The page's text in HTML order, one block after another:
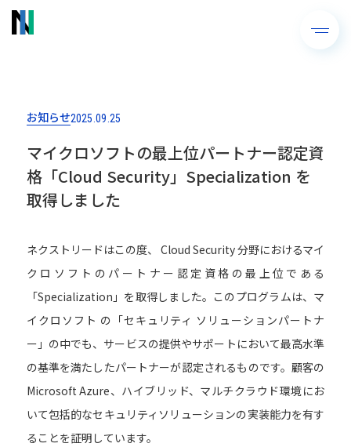
お知らせ2025.09.25
マイクロソフトの最上位パートナー認定資
格「Cloud Security」Specialization を
取得しました
ネクストリードはこの度、 Cloud Security 分野におけるマイ
クロソフトのパートナー認定資格の最上位である
「Specialization」を取得しました。このプログラムは、マ
イクロソフト の「セキュリティ ソリューションパートナ
ー」の中でも、サービスの提供やサポートにおいて最高水準
の基準を満たしたパートナーが認定されるものです。顧客の
Microsoft Azure、ハイブリッド、マルチクラウド環境にお
いて包括的なセキュリティソリューションの実装能力を有す
ることを証明しています。